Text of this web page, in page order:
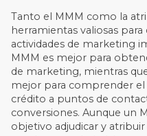
Tanto el MMM como la
herramientas valiosas
actividades de marketing
MMM es mejor para
de marketing, mientras
mejor para comprender
crédito a puntos de
conversiones. Aunque un
objetivo adjudicar y